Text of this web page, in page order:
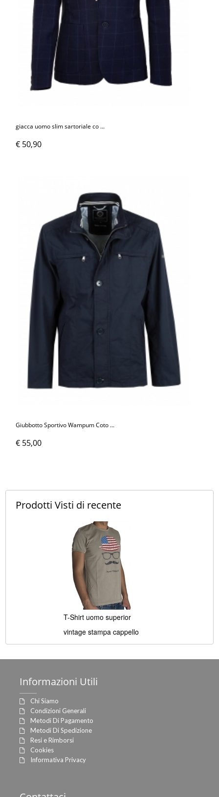
giacca uomo slim sartoriale co ...
€ 50,90
Giubbotto Sportivo Wampum Coto ...
€ 55,00
Prodotti Visti di recente
T-Shirt uomo superior
vintage stampa cappello
Informazioni Utili
Chi Siamo
Condizioni Generali
Metodi Di Pagamento
Metodi Di Spedizione
Resi e Rimborsi
Cookies
Informativa Privacy